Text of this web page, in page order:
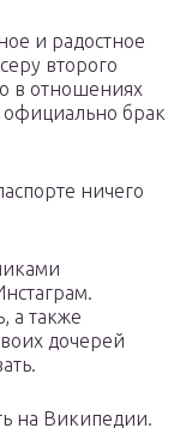
и радостное
второго
в отношениях
брак
ничего
а также
дочерей
на Википедии.